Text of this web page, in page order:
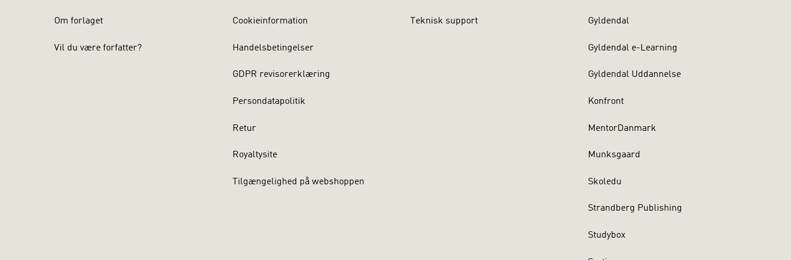
Om forlaget
Vil du være forfatter?
Cookieinformation
Handelsbetingelser
GDPR revisorerklæring
Persondatapolitik
Retur
Royaltysite
Tilgængelighed på webshoppen
Teknisk support Gyldendal
Gyldendal e-Learning
Gyldendal Uddannelse
Konfront
MentorDanmark
Munksgaard
Skoledu
Strandberg Publishing
Studybox